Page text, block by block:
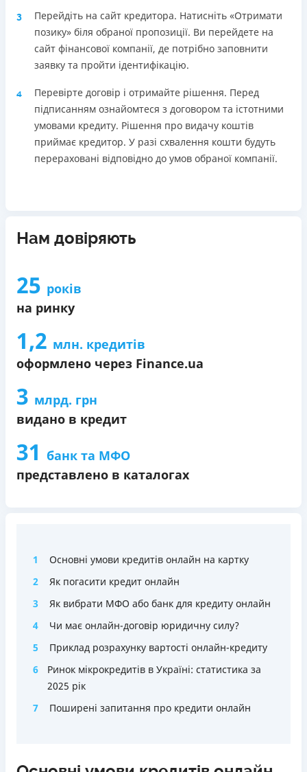
3
Перейдіть на сайт кредитора. Натисніть «Отримати
позику» біля обраної пропозиції. Ви перейдете на
сайт фінансової компанії, де потрібно заповнити
заявку та пройти ідентифікацію.
4
Перевірте договір і отримайте рішення. Перед
підписанням ознайомтеся з договором та істотними
умовами кредиту. Рішення про видачу коштів
приймає кредитор. У разі схвалення кошти будуть
перераховані відповідно до умов обраної компанії.
Нам довіряють
25 років
на ринку
1,2 млн. кредитів
оформлено через Finance.ua
3 млрд. грн
видано в кредит
31 банк та МФО
представлено в каталогах
1
Основні умови кредитів онлайн на картку
2
Як погасити кредит онлайн
3
Як вибрати МФО або банк для кредиту онлайн
4
Чи має онлайн-договір юридичну силу?
5
Приклад розрахунку вартості онлайн-кредиту
6
Ринок мікрокредитів в Україні: статистика за
2025 рік
7
Поширені запитання про кредити онлайн